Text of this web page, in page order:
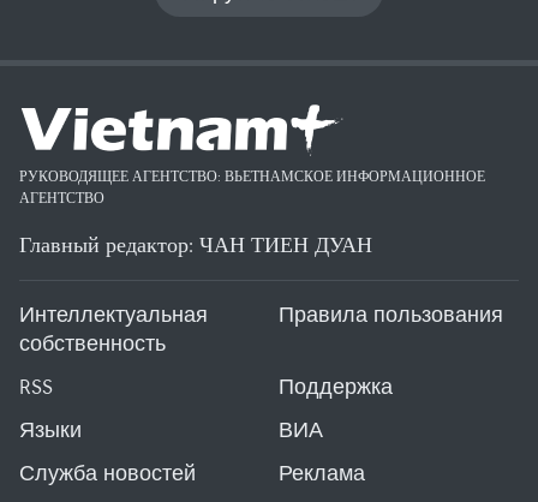
РУКОВОДЯЩЕЕ АГЕНТСТВО: ВЬЕТНАМСКОЕ ИНФОРМАЦИОННОЕ
АГЕНТСТВО
Главный редактор: ЧАН ТИЕН ДУАН
Интеллектуальная
собственность
Правила пользования
RSS
Поддержка
Языки
ВИА
Служба новостей
Реклама